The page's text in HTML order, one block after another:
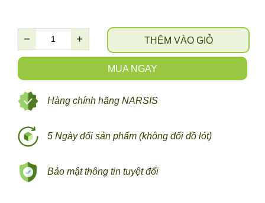
MUA NGAY
THÊM VÀO GIỎ
5 Ngày đổi sản phẩm (không đổi đồ lót)
Bảo mật thông tin tuyệt đối
Hàng chính hãng NARSIS